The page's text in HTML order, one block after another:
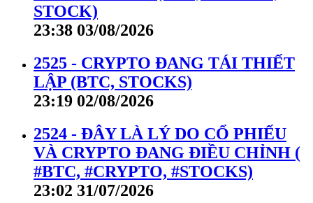
STOCK)
23:38 03/08/2026
2525 - CRYPTO ĐANG TÁI THIẾT
LẬP (BTC, STOCKS)
23:19 02/08/2026
2524 - ĐÂY LÀ LÝ DO CỔ PHIẾU
VÀ CRYPTO ĐANG ĐIỀU CHỈNH (
#BTC, #CRYPTO, #STOCKS)
23:02 31/07/2026